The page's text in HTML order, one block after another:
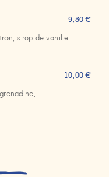
sirop de vanille
9,50 €
10,00 €